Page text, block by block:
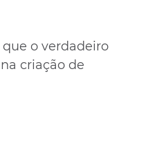
que o verdadeiro
criação de